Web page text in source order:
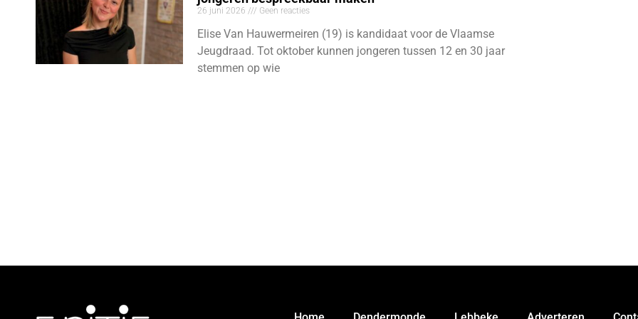
26 juni 2026 Geen reacties
Elise Van Hauwermeiren (19) is kandidaat voor de Vlaamse
Jeugdraad. Tot oktober kunnen jongeren tussen 12 en 30 jaar
stemmen op wie